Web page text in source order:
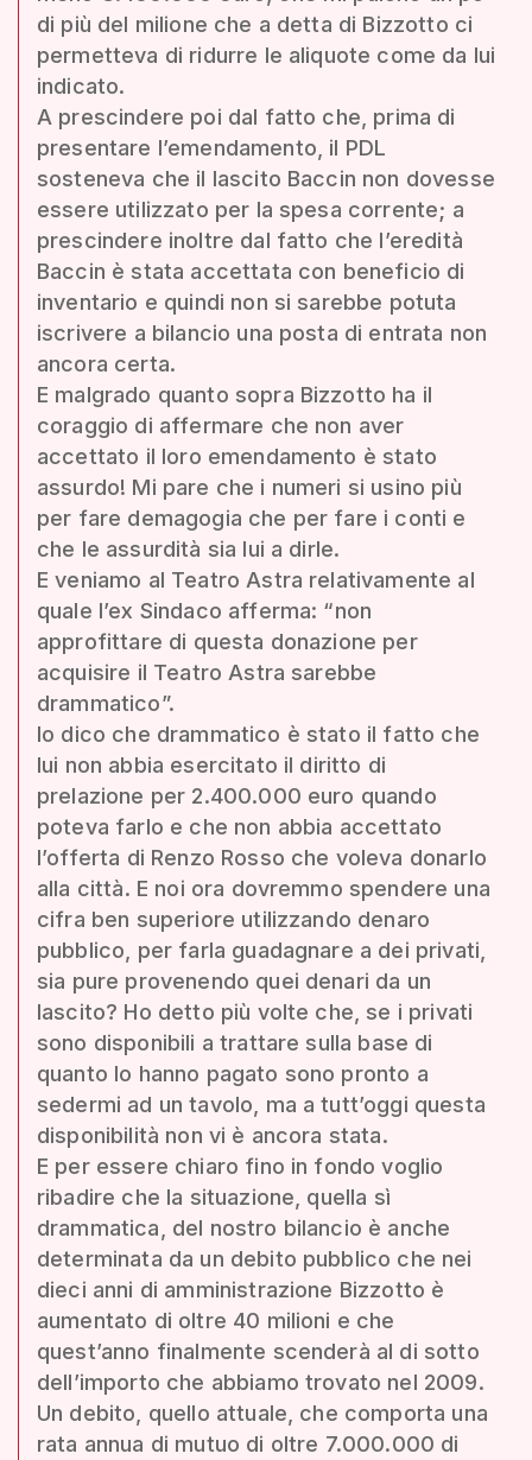
di più del milione che a detta di Bizzotto ci
permetteva di ridurre le aliquote come da lui
indicato.
A prescindere poi dal fatto che, prima di
presentare l’emendamento, il PDL
sosteneva che il lascito Baccin non dovesse
essere utilizzato per la spesa corrente; a
prescindere inoltre dal fatto che l’eredità
Baccin è stata accettata con beneficio di
inventario e quindi non si sarebbe potuta
iscrivere a bilancio una posta di entrata non
ancora certa.
E malgrado quanto sopra Bizzotto ha il
coraggio di affermare che non aver
accettato il loro emendamento è stato
assurdo! Mi pare che i numeri si usino più
per fare demagogia che per fare i conti e
che le assurdità sia lui a dirle.
E veniamo al Teatro Astra relativamente al
quale l’ex Sindaco afferma: “non
approfittare di questa donazione per
acquisire il Teatro Astra sarebbe
drammatico”.
Io dico che drammatico è stato il fatto che
lui non abbia esercitato il diritto di
prelazione per 2.400.000 euro quando
poteva farlo e che non abbia accettato
l’offerta di Renzo Rosso che voleva donarlo
alla città. E noi ora dovremmo spendere una
cifra ben superiore utilizzando denaro
pubblico, per farla guadagnare a dei privati,
sia pure provenendo quei denari da un
lascito? Ho detto più volte che, se i privati
sono disponibili a trattare sulla base di
quanto lo hanno pagato sono pronto a
sedermi ad un tavolo, ma a tutt’oggi questa
disponibilità non vi è ancora stata.
E per essere chiaro fino in fondo voglio
ribadire che la situazione, quella sì
drammatica, del nostro bilancio è anche
determinata da un debito pubblico che nei
dieci anni di amministrazione Bizzotto è
aumentato di oltre 40 milioni e che
quest’anno finalmente scenderà al di sotto
dell’importo che abbiamo trovato nel 2009.
Un debito, quello attuale, che comporta una
rata annua di mutuo di oltre 7.000.000 di